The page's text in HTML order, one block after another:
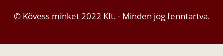
© Kövess minket 2022 Kft. - Minden jog fenntartva.